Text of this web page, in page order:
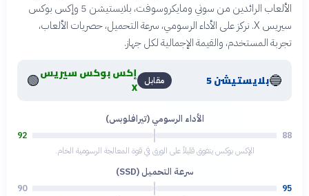
الألعاب الرائدين من سوني ومايكروسوفت، بلايستيشن 5 وإكس بوكس
سيريس X. نركز على الأداء الرسومي، سرعة التحميل، حصريات الألعاب،
تجربة المستخدم، والقيمة الإجمالية لكل جهاز.
🔵بلايستيشن 5 مقابل
إكس بوكس سيريس
X
🟢
الأداء الرسومي (تيرافلوبس)
88
92
الإكس بوكس يتفوق قليلاً على الورق في قوة المعالجة الرسومية الخام.
سرعة التحميل (SSD)
95
90